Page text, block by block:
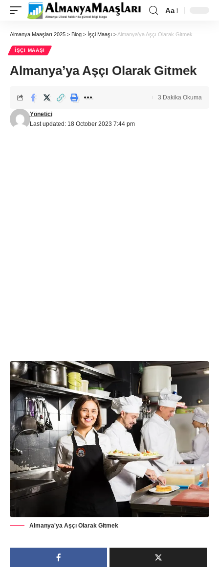
Aa
Almanya Maaşları 2025 > Blog > İşçi Maaşı >Almanya’ya Aşçı Olarak Gitmek
İŞÇI MAAŞI
Almanya’ya Aşçı Olarak Gitmek
Last updated: 18 October 2023 7:44 pm
Yönetici
3 Dakika Okuma
Almanya'ya Aşçı Olarak Gitmek